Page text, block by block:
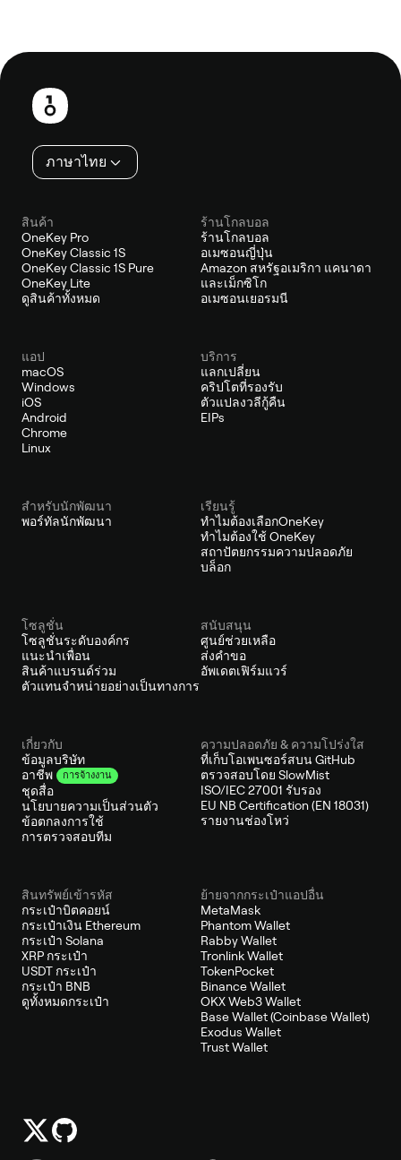
ส่วน
ท้าย
ภาษาไทย
สินค้า
OneKey Pro
OneKey Classic 1S
OneKey Classic 1S Pure
OneKey Lite
ดูสินค้าทั้งหมด
ร้านโกลบอล
ร้านโกลบอล
อเมซอนญี่ปุ่น
Amazon สหรัฐอเมริกา แคนาดา
และเม็กซิโก
อเมซอนเยอรมนี
แอป
macOS
Windows
iOS
Android
Chrome
Linux
บริการ
แลกเปลี่ยน
คริปโตที่รองรับ
ตัวแปลงวลีกู้คืน
EIPs
สำหรับนักพัฒนา
พอร์ทัลนักพัฒนา
เรียนรู้
ทำไมต้องเลือกOneKey
ทำไมต้องใช้ OneKey
สถาปัตยกรรมความปลอดภัย
บล็อก
โซลูชั่น
โซลูชั่นระดับองค์กร
แนะนำเพื่อน
สินค้าแบรนด์ร่วม
ตัวแทนจำหน่ายอย่างเป็นทางการ
สนับสนุน
ศูนย์ช่วยเหลือ
ส่งคำขอ
อัพเดตเฟิร์มแวร์
เกี่ยวกับ
ข้อมูลบริษัท
อาชีพ
การจ้างงาน
ชุดสื่อ
นโยบายความเป็นส่วนตัว
ข้อตกลงการใช้
การตรวจสอบทีม
ความปลอดภัย & ความโปร่งใส
ที่เก็บโอเพนซอร์สบน GitHub
ตรวจสอบโดย SlowMist
ISO/IEC 27001 รับรอง
EU NB Certification (EN 18031)
รายงานช่องโหว่
สินทรัพย์เข้ารหัส
กระเป๋าบิตคอยน์
กระเป๋าเงิน Ethereum
กระเป๋า Solana
XRP กระเป๋า
USDT กระเป๋า
กระเป๋า BNB
ดูทั้งหมดกระเป๋า
ย้ายจากกระเป๋าแอปอื่น
MetaMask
Phantom Wallet
Rabby Wallet
Tronlink Wallet
TokenPocket
Binance Wallet
OKX Web3 Wallet
Base Wallet (Coinbase Wallet)
Exodus Wallet
Trust Wallet